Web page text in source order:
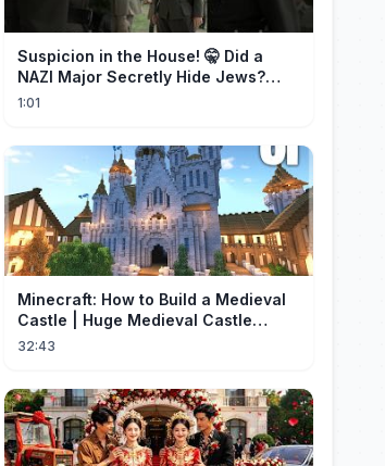
Suspicion in the House! 🤫 Did a
NAZI Major Secretly Hide Jews?
#short #movie
1:01
Minecraft: How to Build a Medieval
Castle | Huge Medieval Castle
Tutorial - Part 1
32:43